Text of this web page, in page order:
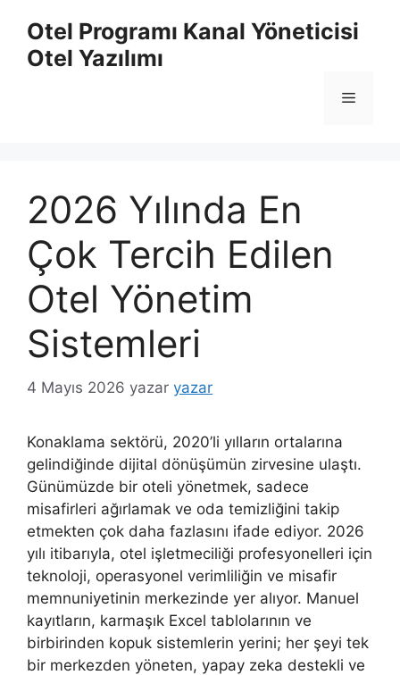
Otel Programı Kanal Yöneticisi
Otel Yazılımı
Menü
2026 Yılında En
Çok Tercih Edilen
Otel Yönetim
Sistemleri
4 Mayıs 2026 yazar yazar
Konaklama sektörü, 2020’li yılların ortalarına
gelindiğinde dijital dönüşümün zirvesine ulaştı.
Günümüzde bir oteli yönetmek, sadece
misafirleri ağırlamak ve oda temizliğini takip
etmekten çok daha fazlasını ifade ediyor. 2026
yılı itibarıyla, otel işletmeciliği profesyonelleri için
teknoloji, operasyonel verimliliğin ve misafir
memnuniyetinin merkezinde yer alıyor. Manuel
kayıtların, karmaşık Excel tablolarının ve
birbirinden kopuk sistemlerin yerini; her şeyi tek
bir merkezden yöneten, yapay zeka destekli ve